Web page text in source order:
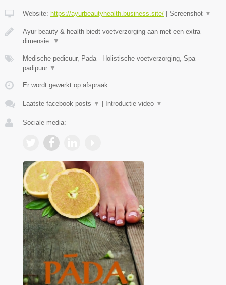
Website: https://ayurbeautyhealth.business.site/ Screenshot ▼
Ayur beauty & health biedt voetverzorging aan met een extra
dimensie.
▼
Medische pedicuur, Pada - Holistische voetverzorging, Spa -
padipuur ▼
Er wordt gewerkt op afspraak.
Laatste facebook posts ▼ Introductie video ▼
Sociale media: